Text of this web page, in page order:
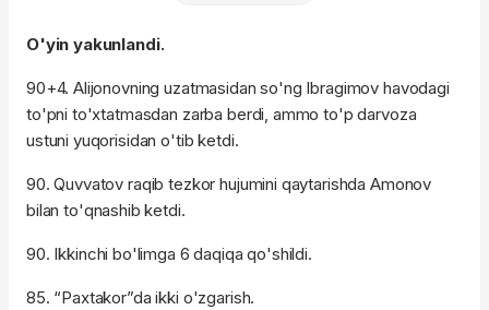
O'yin yakunlandi.
90+4. Alijonovning uzatmasidan so'ng Ibragimov havodagi
to'pni to'xtatmasdan zarba berdi, ammo to'p darvoza
ustuni yuqorisidan o'tib ketdi.
90. Quvvatov raqib tezkor hujumini qaytarishda Amonov
bilan to'qnashib ketdi.
90. Ikkinchi bo'limga 6 daqiqa qo'shildi.
85. “Paxtakor”da ikki o'zgarish.